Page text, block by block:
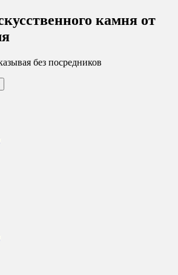
камня от
без посредников
камня